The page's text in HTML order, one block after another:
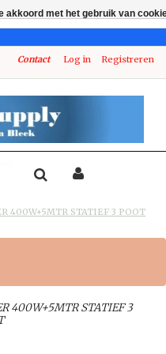
Contact Log in Registreren
400W+5MTR STATIEF 3 POOT
400W+5MTR STATIEF 3
akkoord met het gebruik van